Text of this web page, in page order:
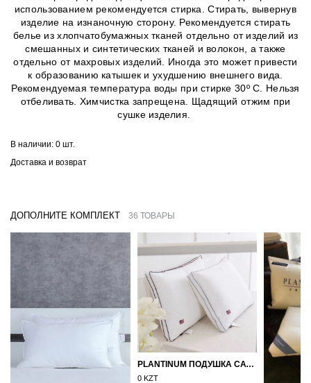
использованием рекомендуется стирка. Стирать, вывернув
изделие на изнаночную сторону. Рекомендуется стирать
белье из хлопчатобумажных тканей отдельно от изделий из
смешанных и синтетических тканей и волокон, а также
отдельно от махровых изделий. Иногда это может привести
к образованию катышек и ухудшению внешнего вида.
Рекомендуемая температура воды при стирке 30º C. Нельзя
отбеливать. Химчистка запрещена. Щадящий отжим при
сушке изделия.
В наличии: 0 шт.
Доставка и возврат
ДОПОЛНИТЕ КОМПЛЕКТ 36 ТОВАРЫ
PLANTINUM ПОДУШКА САТИН, ШЕЛК 50Х70
0 KZT